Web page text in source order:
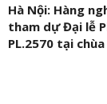
Hà Nội: Hàng
tham dự Đại lễ
PL.2570 tại